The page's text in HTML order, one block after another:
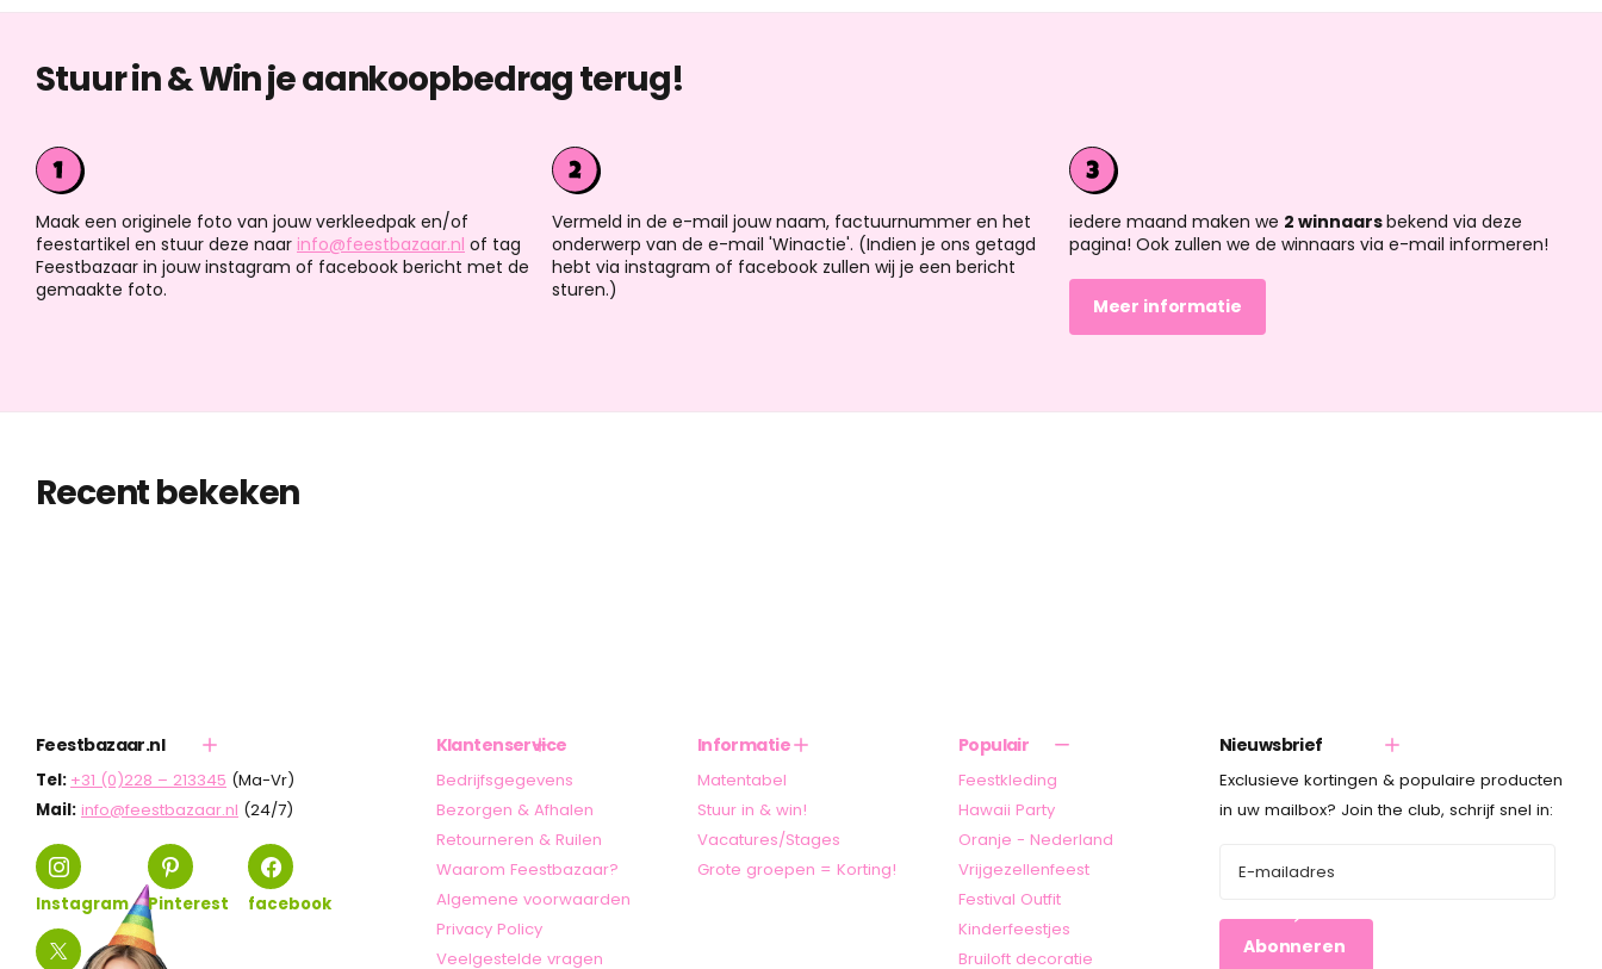
Stuur in & Win je aankoopbedrag terug!
Maak een originele foto van jouw verkleedpak en/of
feestartikel en stuur deze naar info@feestbazaar.nl of tag
Feestbazaar in jouw instagram of facebook bericht met de
gemaakte foto.
Vermeld in de e-mail jouw naam, factuurnummer en het
onderwerp van de e-mail 'Winactie'. (Indien je ons getagd
hebt via instagram of facebook zullen wij je een bericht
sturen.)
iedere maand maken we 2 winnaarsbekend via deze
pagina! Ook zullen we de winnaars via e-mail informeren!
Meer informatie
Recent bekeken
Feestbazaar.nl
Tel: +31 (0)228 – 213345 (Ma-Vr)
Mail: info@feestbazaar.nl (24/7)
Instagram Pinterest facebook
Klantenservice
Bedrijfsgegevens
Bezorgen & Afhalen
Retourneren & Ruilen
Waarom Feestbazaar?
Algemene voorwaarden
Privacy Policy
Veelgestelde vragen
Informatie
Matentabel
Stuur in & win!
Vacatures/Stages
Grote groepen = Korting!
Populair
Feestkleding
Hawaii Party
Oranje - Nederland
Vrijgezellenfeest
Festival Outfit
Kinderfeestjes
Bruiloft decoratie
Nieuwsbrief
Exclusieve kortingen & populaire producten
in uw mailbox? Join the club, schrijf snel in:
Abonneren